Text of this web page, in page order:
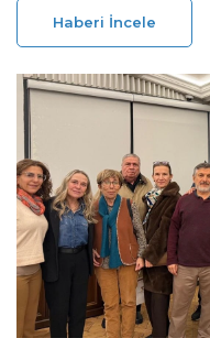
ölçekte tescillemiş
Başkanı İlkay Yıldırım
Haberi İncele
06 Ocak 2026